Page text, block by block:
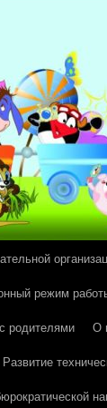
режим
родителями
О
Развитие